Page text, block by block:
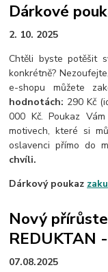
Dárkové
2. 10. 2025
Chtěli byste potěšit
konkrétně?
e-shopu můžete
hodnotách: 290 Kč
000 Kč. Poukaz
motivech, které si
oslavenci přímo do
chvíli.
Dárkový poukaz
Nový
REDUKTAN
07.08.2025